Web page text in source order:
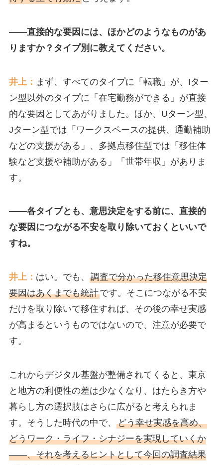
――直接的な要因には、ほかどのようなものがあ
りますか？タイプ別に教えてください。
井上： まず、すべてのタイプに「転職」が、Iター
ン型以外のタイプに「在宅勤務ができる」が直接
的な要因としてあがりました。ほか、Uターン型、
Jターン型では「ワークスペースの提供、通勤補助
などの支援がある」、多拠点移住型では「移住体
験など支援や補助がある」「世帯年収」がありま
す。
――各タイプとも、意思決定をする前に、直接的
な要因につながる不安を取り除いておくといいで
すね。
井上： はい。でも、 調査で分かった移住意思決定
要因はあくまでも統計です。そこにつながる不安
だけを取り除いて移住すれば、その後の幸せ実感
が高まるというものではないので、注意が必要で
す。
これからデジタル基盤が整備されてくると、東京
と地方の利便性の差は少なくなり、はたらき方や
暮らし方の選択肢はさらに広がると考えられま
す。そうした時代の中で、 どう幸せ実感を高め、
どうワーク・ライフ・シナジーを実現していくか
――、それを考えるヒントとして今回の調査結果